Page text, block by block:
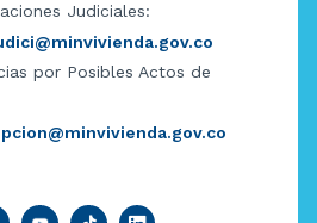
Judiciales:
por Posibles Actos de